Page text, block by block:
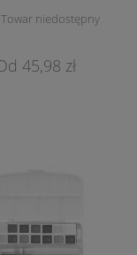
Towar niedostępny
45,98 zł